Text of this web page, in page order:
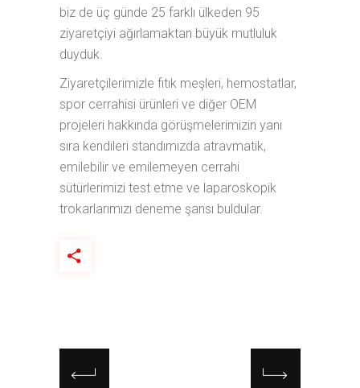
biz de üç günde 25 farklı ülkeden 95
ziyaretçiyi ağırlamaktan büyük mutluluk
duyduk.
Ziyaretçilerimizle fıtık meşleri, hemostatlar,
spor cerrahisi ürünleri ve diğer OEM
projeleri hakkında görüşmelerimizin yanı
sıra kendileri standımızda atravmatik,
emilebilir ve emilemeyen cerrahi
sütürlerimizi test etme ve laparoskopik
trokarlarımızı deneme şansı buldular.